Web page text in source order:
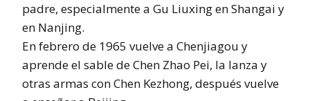
padre, especialmente a Gu Liuxing en Shangai y
en Nanjing.
En febrero de 1965 vuelve a Chenjiagou y
aprende el sable de Chen Zhao Pei, la lanza y
otras armas con Chen Kezhong, después vuelve